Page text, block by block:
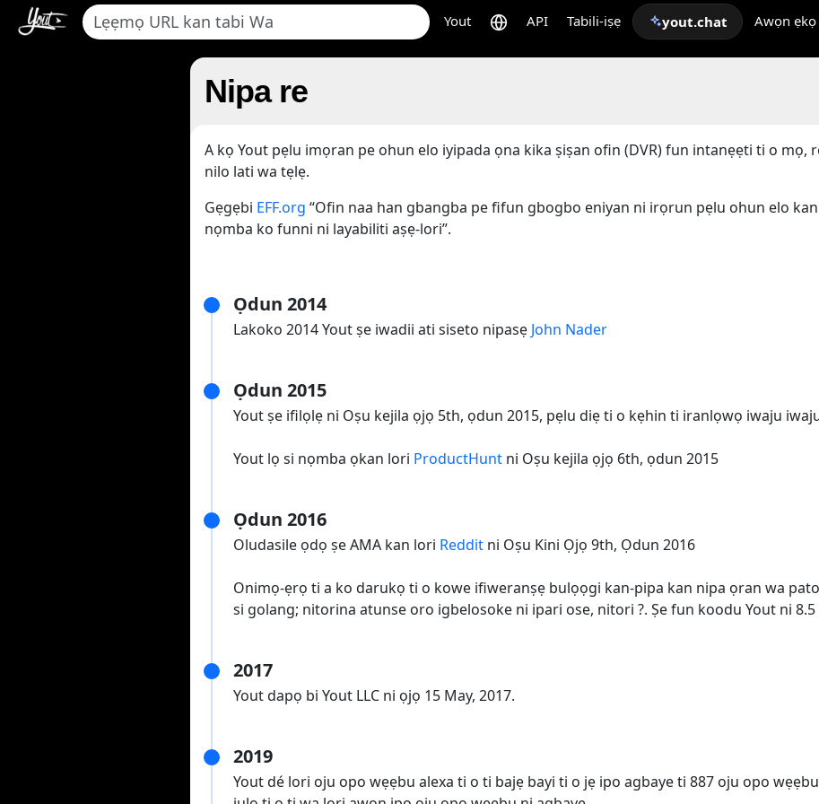
Yout API Tabili-iṣẹ yout.chat Awọn
Nipa re
A kọ Yout pẹlu imọran pe ohun elo iyipada ọna kika ṣiṣan ofin (DVR) fun intanẹẹti ti o mọ,
nilo lati wa tẹlẹ.
Gẹgẹbi EFF.org “Ofin naa han gbangba pe fifun gbogbo eniyan ni irọrun pẹlu ohun elo
nọmba ko funni ni layabiliti aṣẹ-lori”.
Ọdun 2014
Lakoko 2014 Yout ṣe iwadii ati siseto nipasẹ John Nader
Ọdun 2015
Yout ṣe ifilọlẹ ni Oṣu kejila ọjọ 5th, ọdun 2015, pẹlu diẹ ti o kẹhin ti iranlọwọ iwaju
Yout lọ si nọmba ọkan lori ProductHunt ni Oṣu kejila ọjọ 6th, ọdun 2015
Ọdun 2016
Oludasile ọdọ ṣe AMA kan lori Reddit ni Oṣu Kini Ọjọ 9th, Ọdun 2016
Onimọ-ẹrọ ti a ko darukọ ti o kowe ifiweranṣẹ bulọọgi kan-pipa kan nipa ọran wa
si golang; nitorina atunse oro igbelosoke ni ipari ose, nitori ?. Ṣe fun koodu Yout ni
2017
Yout dapọ bi Yout LLC ni ọjọ 15 May, 2017.
2019
Yout dé lori oju opo wẹẹbu alexa ti o ti bajẹ bayi ti o jẹ ipo agbaye ti 887 oju opo